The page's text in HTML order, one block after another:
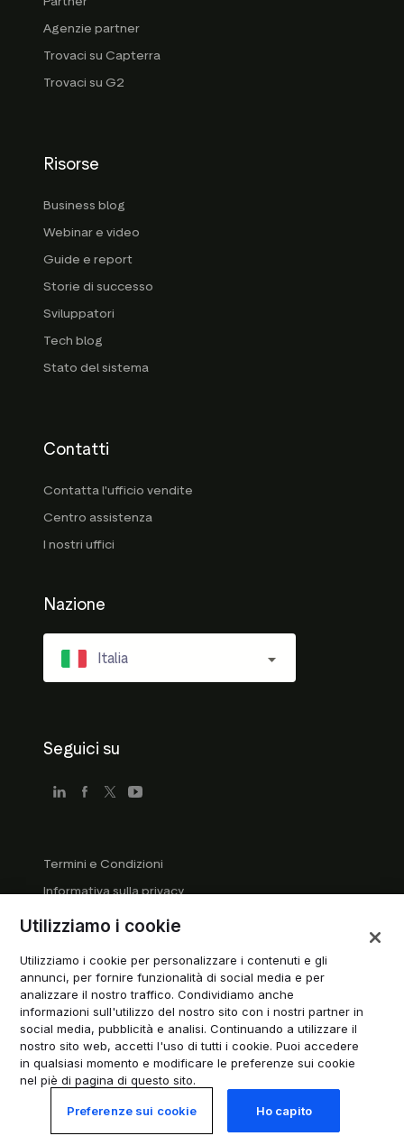
Agenzie partner
Trovaci su Capterra
Trovaci su G2
Risorse
Business blog
Webinar e video
Guide e report
Storie di successo
Sviluppatori
Tech blog
Stato del sistema
Contatti
Contatta l'ufficio vendite
Centro assistenza
I nostri uffici
Nazione
Italia
Seguici su
Termini e Condizioni
Informativa sulla privacy
Linee guida per le aziende
Gestisci i cookie
Modern Slavery Statement
© 2026 Trustpilot A/S. Tutti i diritti riservati.
Utilizziamo i cookie
Utilizziamo i cookie per personalizzare i contenuti e gli
annunci, per fornire funzionalità di social media e per
analizzare il nostro traffico. Condividiamo anche
informazioni sull'utilizzo del nostro sito con i nostri partner in
social media, pubblicità e analisi. Continuando a utilizzare il
nostro sito web, accetti l'uso di tutti i cookie. Puoi accedere
in qualsiasi momento e modificare le preferenze sui cookie
nel piè di pagina di questo sito.
Preferenze sui cookie Ho capito